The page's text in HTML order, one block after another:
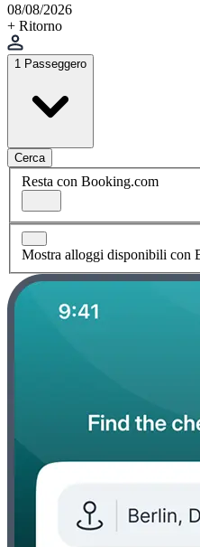
08/08/2026
+ Ritorno
1 Passeggero
Cerca
Resta con Booking.com
Mostra alloggi disponibili con